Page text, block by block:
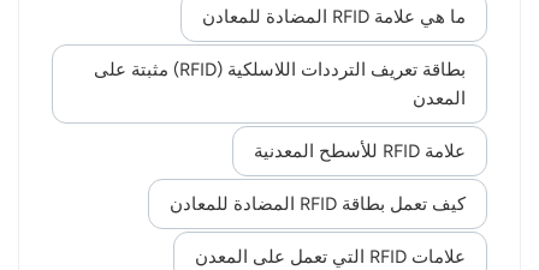
RFID مضادة للمعادنبطاقة RFID المضادة للمعادن،
والمعروفة أيضًا باسم بطاقة RFID المعدنية أو بطاقة
RFID المثبتة على المعدن، هي بطاقة RFID مصممة
خصيصًا للعمل بكفاءة عند تثبيتها على الأسطح المعدنية.
على عكس بطاقات RFID العادية، تستخدم بطاقات RFID
المضادة للمعادن مواد خاصة وهياكل ه...
ما هي علامة RFID المضادة للمعادن
بطاقة تعريف الترددات اللاسلكية (RFID) مثبتة على
المعدن
علامة RFID للأسطح المعدنية
كيف تعمل بطاقة RFID المضادة للمعادن
علامات RFID التي تعمل على المعدن